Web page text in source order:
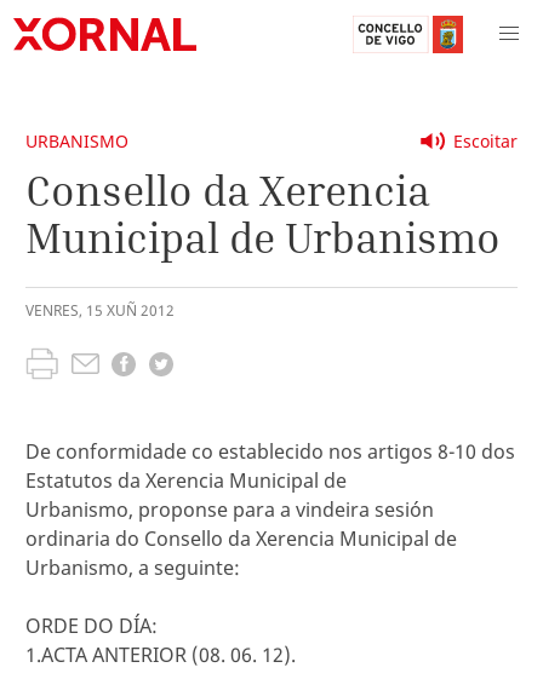
Escoitar
URBANISMO
Consello da Xerencia
Municipal de Urbanismo
VENRES, 15 XUÑ 2012
De conformidade co establecido nos artigos 8-10 dos
Estatutos da Xerencia Municipal de
Urbanismo, proponse para a vindeira sesión
ordinaria do Consello da Xerencia Municipal de
Urbanismo, a seguinte:
ORDE DO DÍA:
1.ACTA ANTERIOR (08. 06. 12).